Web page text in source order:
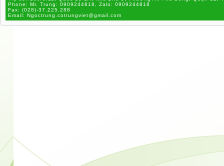
Phone: Mr. Trung: 0909244818, Zalo: 0909244818
Fax: (028)-37.225.288
Email: Ngoctrung.cotrungviet@gmail.com